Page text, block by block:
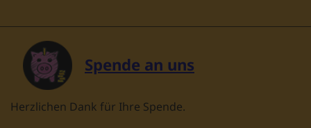
Spende an uns
Herzlichen Dank für Ihre Spende.